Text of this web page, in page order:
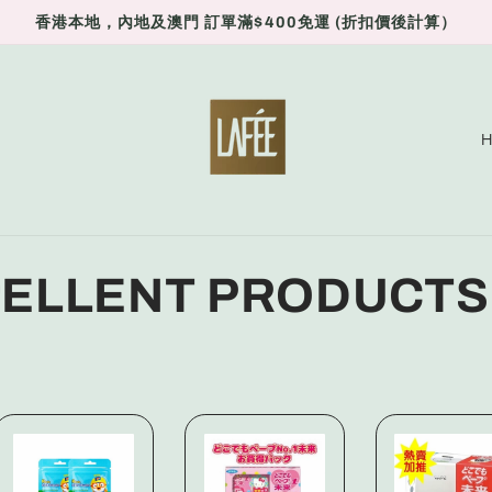
香港本地，內地及澳門 訂單滿$400免運 (折扣價後計算）
C
t
r
r
e